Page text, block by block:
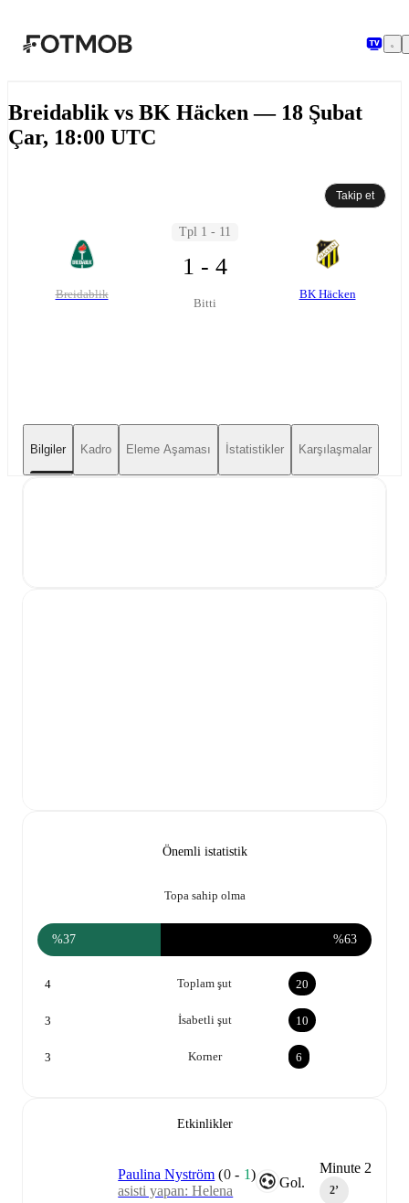
Breidablik vs BK Häcken — 18 Şubat
Çar, 18:00 UTC
Takip et
Breidablik
Tpl 1 - 11
1 - 4
Bitti
BK Häcken
Bilgiler Kadro Eleme Aşaması İstatistikler Karşılaşmalar
Önemli istatistik
Topa sahip olma
%37 %63
Toplam şut
4 20
İsabetli şut
3 10
Korner
3 6
Etkinlikler
Minute 2
2‎’‎
Gol.
Paulina Nyström (0- 1)
asisti yapan: Helena